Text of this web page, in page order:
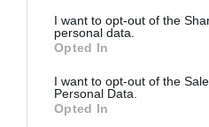
not limited to your visit or usage
grant or deny consent to
use your data for below
consent section.
I want to opt-out of the
personal data.
Opted In
I want to opt-out of the
Personal Data.
Opted In
Iskander-
08.08.2026